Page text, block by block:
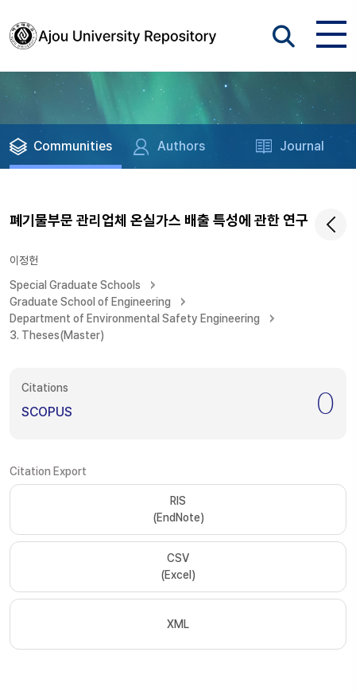
Communities Authors Journal
폐기물부문 관리업체 온실가스 배출 특성에 관한 연구
이정헌
Special Graduate Schools
Graduate School of Engineering
Department of Environmental Safety Engineering
3. Theses(Master)
Citations
SCOPUS 0
Citation Export
RIS
(EndNote)
CSV
(Excel)
XML